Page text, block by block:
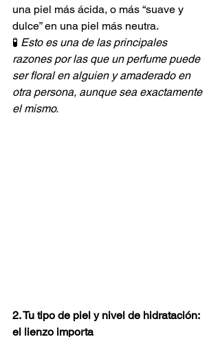
una piel más ácida, o más “suave y
dulce” en una piel más neutra.
🧪 Esto es una de las principales
razones por las que un perfume puede
ser floral en alguien y amaderado en
otra persona, aunque sea exactamente
el mismo.
2. Tu tipo de piel y nivel de hidratación:
el lienzo importa